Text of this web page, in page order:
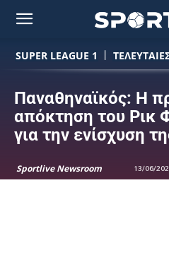
SUPER LEAGUE 1
Παναθηναϊκός: Η
απόκτηση του Ρικ
για την ενίσχυση
Sportlive Newsroom 13/06/